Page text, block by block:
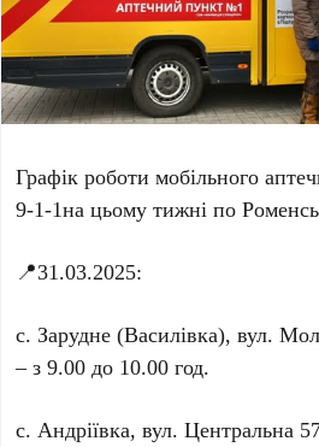
Графік роботи мобільного
9-1-1на цьому тижні по
📍31.03.2025:
с. Зарудне (Василівка), вул.
– з 9.00 до 10.00 год.
с. Андріївка, вул. Центральна